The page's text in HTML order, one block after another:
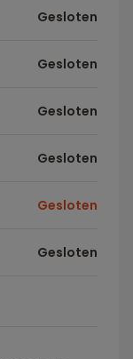
Gesloten
Gesloten
Gesloten
Gesloten
Gesloten
Gesloten